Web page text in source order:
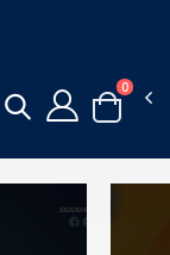
0